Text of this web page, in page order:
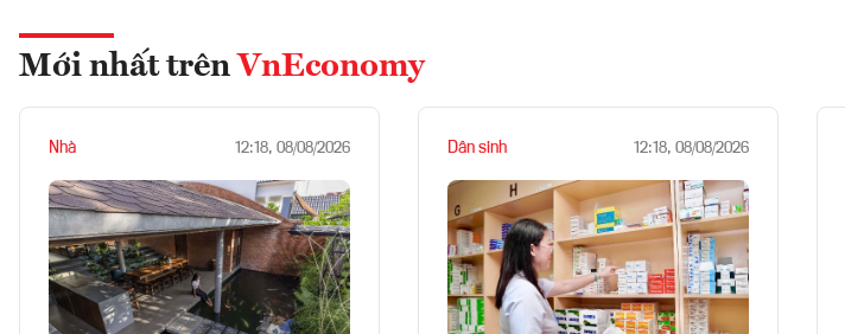
Mới nhất trên VnEconomy
Nhà 12:18, 08/08/2026 Dân sinh 12:18, 08/08/2026